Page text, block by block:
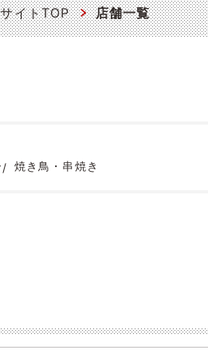
イトTOP 店舗一覧
焼き鳥・串焼き